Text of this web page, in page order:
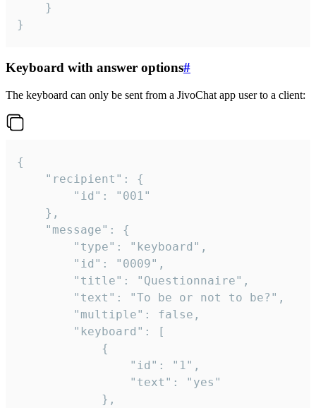
}
Keyboard with answer options#
The keyboard can only be sent from a JivoChat app user to a client:
{